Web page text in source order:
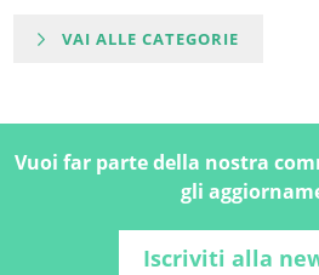
VAI ALLE CATEGORIE
Vuoi far parte della nostra
gli
Iscriviti alla